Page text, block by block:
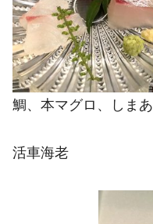
鯛、本マグロ、しま
活車海老